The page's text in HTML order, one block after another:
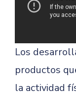
Los
productos
la actividad